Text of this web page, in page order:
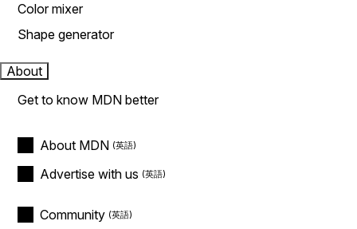
Color mixer
Shape generator
About
Get to know MDN better
About MDN
Advertise with us
Community